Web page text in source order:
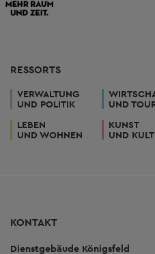
RESSORTS
VERWALTUNG
UND POLITIK
UND
LEBEN
UND WOHNEN
KUNST
UND
KONTAKT
Dienstgebäude Königsfeld